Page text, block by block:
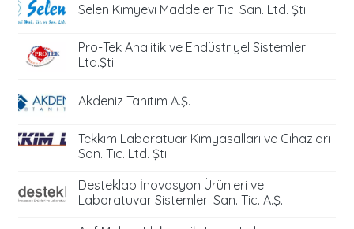
Selen Kimyevi Maddeler Tic. San. Ltd. Şti.
Pro-Tek Analitik ve Endüstriyel Sistemler
Ltd.Şti.
Akdeniz Tanıtım A.Ş.
Tekkim Laboratuar Kimyasalları ve Cihazları
San. Tic. Ltd. Şti.
Desteklab İnovasyon Ürünleri ve
Laboratuvar Sistemleri San. Tic. A.Ş.